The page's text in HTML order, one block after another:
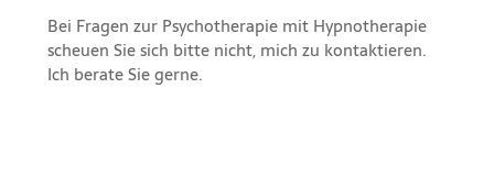
Bei Fragen zur Psychotherapie mit Hypnotherapie
scheuen Sie sich bitte nicht, mich zu kontaktieren.
Ich berate Sie gerne.